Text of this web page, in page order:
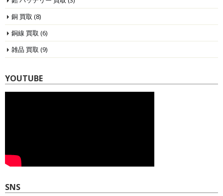
銅 買取 (8)
銅線 買取 (6)
雑品 買取 (9)
YOUTUBE
SNS